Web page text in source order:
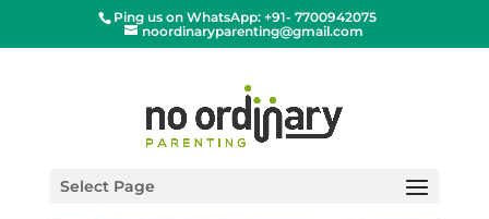
Ping us on WhatsApp: +91- 7700942075
noordinaryparenting@gmail.com
Select Page